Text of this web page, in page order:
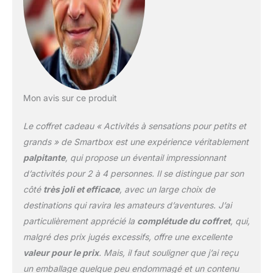
gratuit et illimité sur cette
période Parfait pour des
proches ou des amis
amateurs de voitures de
course Chaque coffret
d'activités renfermant
à l'utilisation de nos
services
Mon avis sur ce produit
Le coffret cadeau « Activités à sensations pour petits et
grands » de Smartbox est une expérience véritablement
palpitante, qui propose un éventail impressionnant
d’activités pour 2 à 4 personnes. Il se distingue par son
côté très joli et efficace, avec un large choix de
destinations qui ravira les amateurs d’aventures. J’ai
particulièrement apprécié la complétude du coffret, qui,
malgré des prix jugés excessifs, offre une excellente
valeur pour le prix. Mais, il faut souligner que j’ai reçu
un emballage quelque peu endommagé et un contenu